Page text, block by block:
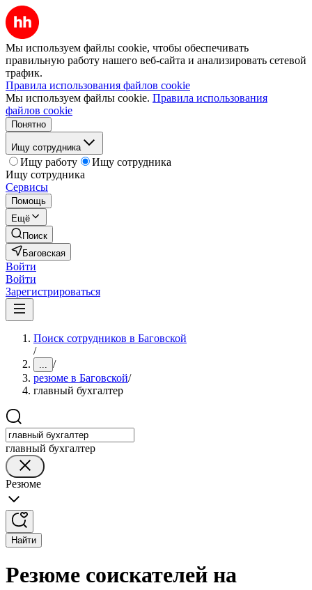
Мы используем файлы cookie, чтобы обеспечивать
правильную работу нашего веб-сайта и анализировать сетевой
трафик.
Правила использования файлов cookie
Мы используем файлы cookie. Правила использования
файлов cookie
Понятно
Ищу сотрудника
Ищу работу
Ищу сотрудника
Ищу сотрудника
Сервисы
Помощь
Ещё
Поиск
Баговская
Войти
Войти
Зарегистрироваться
Поиск сотрудников в Баговской
/
... /
резюме в Баговской/
главный бухгалтер
главный бухгалтер
Резюме
Найти
Резюме соискателей на